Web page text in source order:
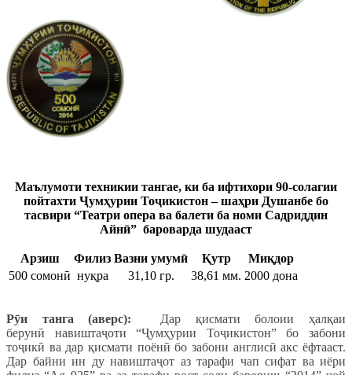
Маълумоти техникии тангае, ки ба ифтихори 90-солагии
пойтахти Ҷумҳурии Тоҷикистон – шаҳри Душанбе бо
тасвири “Театри опера ва балети ба номи Садриддин
Айнӣ” бароварда шудааст
Арзиш Филиз Вазни умумӣ Қутр
Миқдор
500 сомонӣ нуқра 31,10 гр. 38,61 мм. 2000 дона
Рӯи танга (аверс): Дар қисмати болоии ҳалқаи
берунӣ навиштаҷоти “Ҷумҳурии Тоҷикистон” бо забони
тоҷикӣ ва дар қисмати поёнӣ бо забони англисӣ акс ёфтааст.
Дар байни ин ду навиштаҷот аз тарафи чап сифат ва иёри